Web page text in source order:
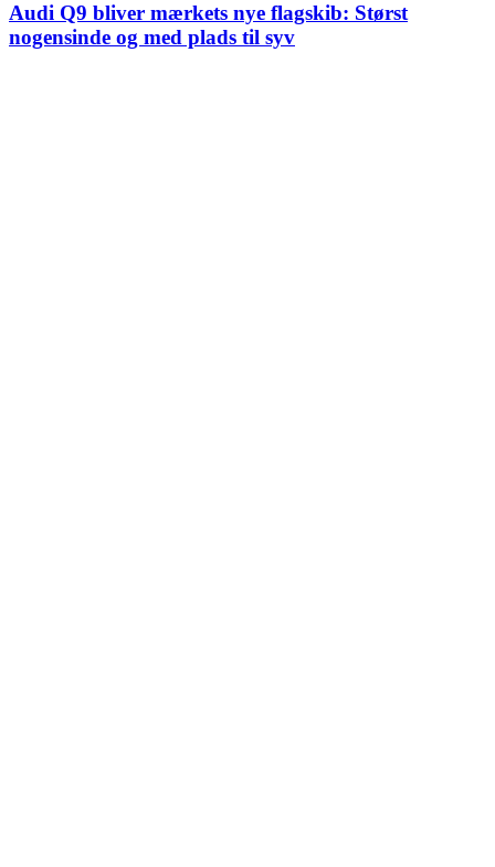
Audi Q9 bliver mærkets nye flagskib: Størst
nogensinde og med plads til syv